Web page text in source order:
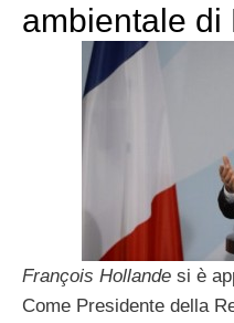
ambientale di
François Hollande si è
Come Presidente della